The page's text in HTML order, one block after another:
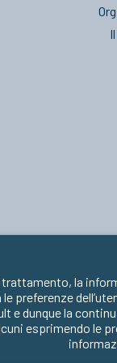
la
preferenze
e dunque la
esprimendo le